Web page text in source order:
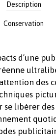
Description
Conservation
d’une
des
libérer des